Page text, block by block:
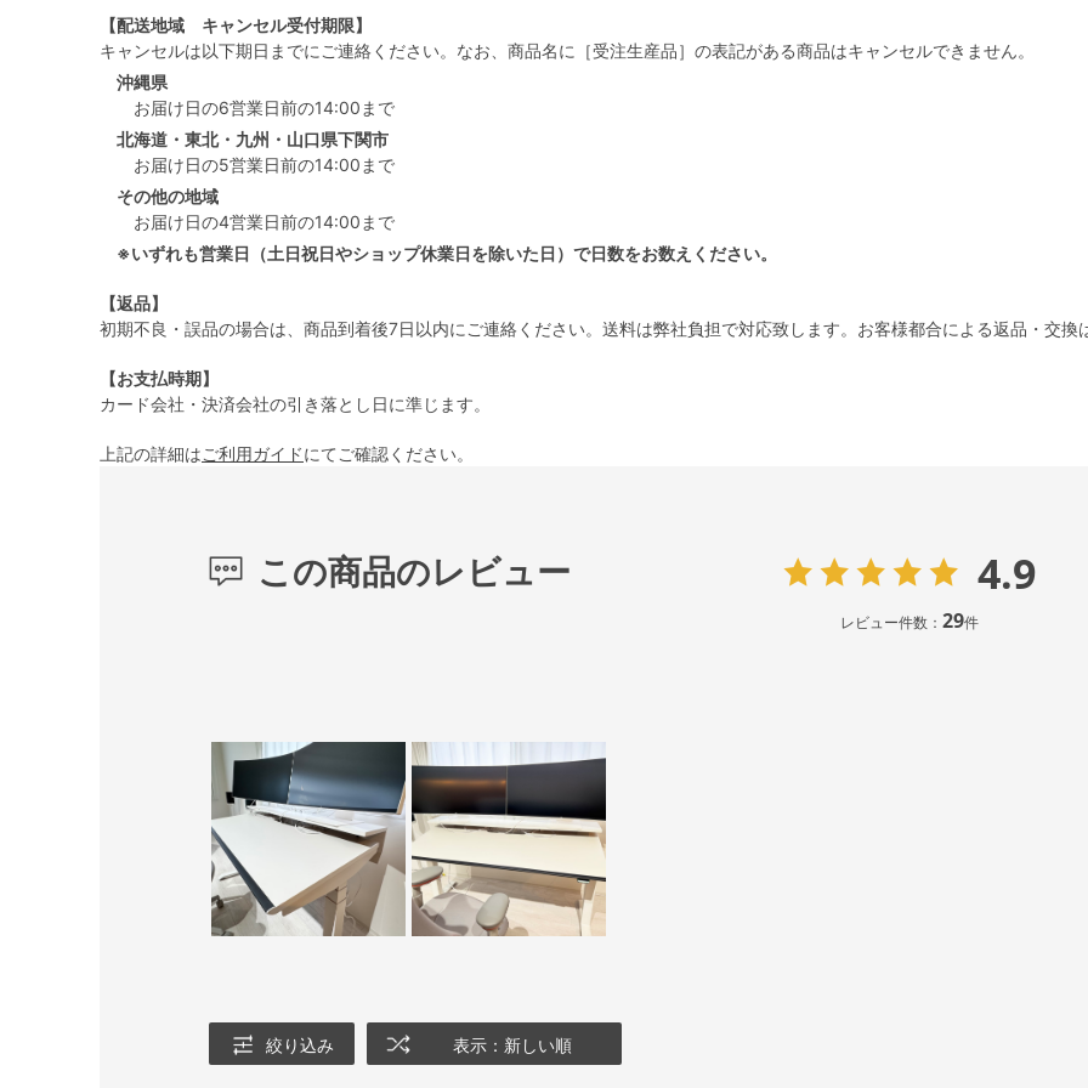
【配送地域 キャンセル受付期限】
キャンセルは以下期日までにご連絡ください。なお、商品名に［受注生産品］の表記がある商品はキャンセルできません。
沖縄県
お届け日の6営業日前の14:00まで
北海道・東北・九州・山口県下関市
お届け日の5営業日前の14:00まで
その他の地域
お届け日の4営業日前の14:00まで
※いずれも営業日（土日祝日やショップ休業日を除いた日）で日数をお数えください。
【返品】
初期不良・誤品の場合は、商品到着後7日以内にご連絡ください。送料は弊社負担で対応致します。お客様都合による返品・交換
【お支払時期】
カード会社・決済会社の引き落とし日に準じます。
上記の詳細はご利用ガイドにてご確認ください。
この商品のレビュー 4.9
レビュー件数： 29件
絞り込み 表示：新しい順